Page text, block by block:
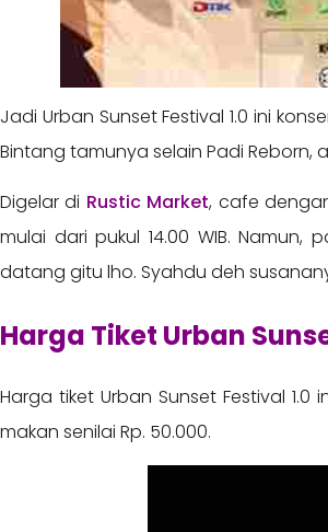
Jadi Urban Sunset Festival 1.0 ini
Bintang tamunya selain Padi Reborn,
Digelar di Rustic Market, cafe
mulai dari pukul 14.00 WIB.
datang gitu lho. Syahdu deh
Harga Tiket Urban
Harga tiket Urban Sunset Festival
makan senilai Rp. 50.000.